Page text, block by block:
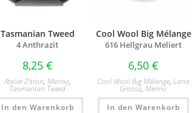
Tasmanian Tweed
4 Anthrazit
8,25 €
Atelier Zitron, Merino,
Tasmanian Tweed
In den Warenkorb
Cool Wool Big Mélange
616 Hellgrau Meliert
6,50€
Cool Wool Big Mélange,Lana
Grossa,Merino
In den Warenkorb